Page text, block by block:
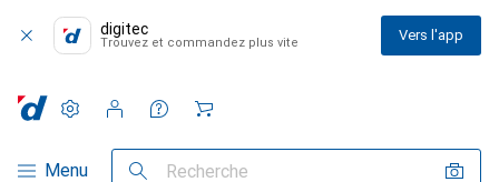
digitec
Trouvez et commandez plus vite Vers l'app
Navigation par catégorie
Menu Recherche
Paramètres
Compte client
Listes de comparaison
Listes d'envies
Panier